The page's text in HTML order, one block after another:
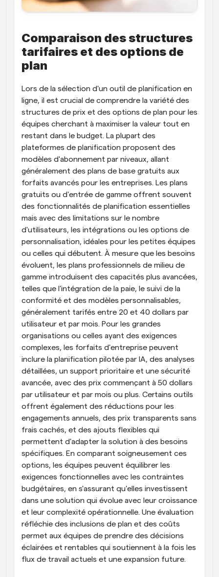
Comparaison des structures
tarifaires et des options de
plan
Lors de la sélection d'un outil de planification en
ligne, il est crucial de comprendre la variété des
structures de prix et des options de plan pour les
équipes cherchant à maximiser la valeur tout en
restant dans le budget. La plupart des
plateformes de planification proposent des
modèles d'abonnement par niveaux, allant
généralement des plans de base gratuits aux
forfaits avancés pour les entreprises. Les plans
gratuits ou d'entrée de gamme offrent souvent
des fonctionnalités de planification essentielles
mais avec des limitations sur le nombre
d'utilisateurs, les intégrations ou les options de
personnalisation, idéales pour les petites équipes
ou celles qui débutent. À mesure que les besoins
évoluent, les plans professionnels de milieu de
gamme introduisent des capacités plus avancées,
telles que l'intégration de la paie, le suivi de la
conformité et des modèles personnalisables,
généralement tarifés entre 20 et 40 dollars par
utilisateur et par mois. Pour les grandes
organisations ou celles ayant des exigences
complexes, les forfaits d'entreprise peuvent
inclure la planification pilotée par IA, des analyses
détaillées, un support prioritaire et une sécurité
avancée, avec des prix commençant à 50 dollars
par utilisateur et par mois ou plus. Certains outils
offrent également des réductions pour les
engagements annuels, des prix transparents sans
frais cachés, et des ajouts flexibles qui
permettent d'adapter la solution à des besoins
spécifiques. En comparant soigneusement ces
options, les équipes peuvent équilibrer les
exigences fonctionnelles avec les contraintes
budgétaires, en s'assurant qu'elles investissent
dans une solution qui évolue avec leur croissance
et leur complexité opérationnelle. Une évaluation
réfléchie des inclusions de plan et des coûts
permet aux équipes de prendre des décisions
éclairées et rentables qui soutiennent à la fois les
flux de travail actuels et une expansion future.